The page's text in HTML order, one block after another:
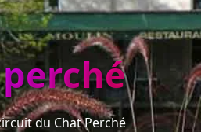
du Chat Perché